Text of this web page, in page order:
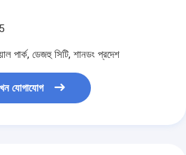
পার্ক, ডেজহু সিটি, শানডং প্রদেশ
যোগাযোগ